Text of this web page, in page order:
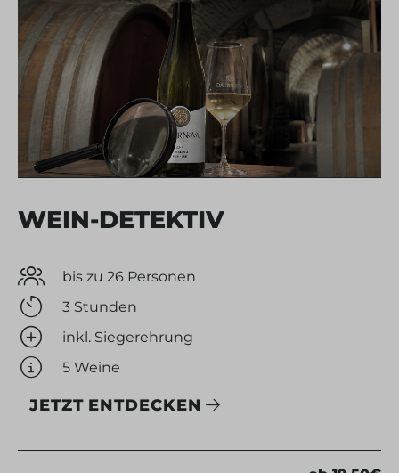
WEIN-DETEKTIV
bis zu 26 Personen
3 Stunden
inkl. Siegerehrung
5 Weine
JETZT ENTDECKEN